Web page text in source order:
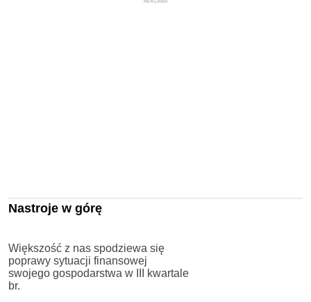
REKLAMA
Nastroje w górę
Większość z nas spodziewa się
poprawy sytuacji finansowej
swojego gospodarstwa w III kwartale
br.